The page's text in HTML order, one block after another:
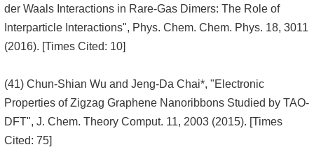
der Waals Interactions in Rare-Gas Dimers: The Role of
Interparticle Interactions", Phys. Chem. Chem. Phys. 18, 3011
(2016). [Times Cited: 10]
(41) Chun-Shian Wu and Jeng-Da Chai*, "Electronic
Properties of Zigzag Graphene Nanoribbons Studied by TAO-
DFT", J. Chem. Theory Comput. 11, 2003 (2015). [Times
Cited: 75]